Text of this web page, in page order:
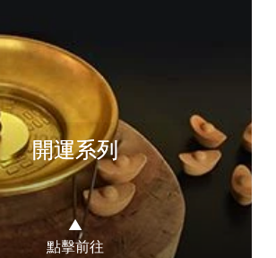
開運系列
▲
點擊前往